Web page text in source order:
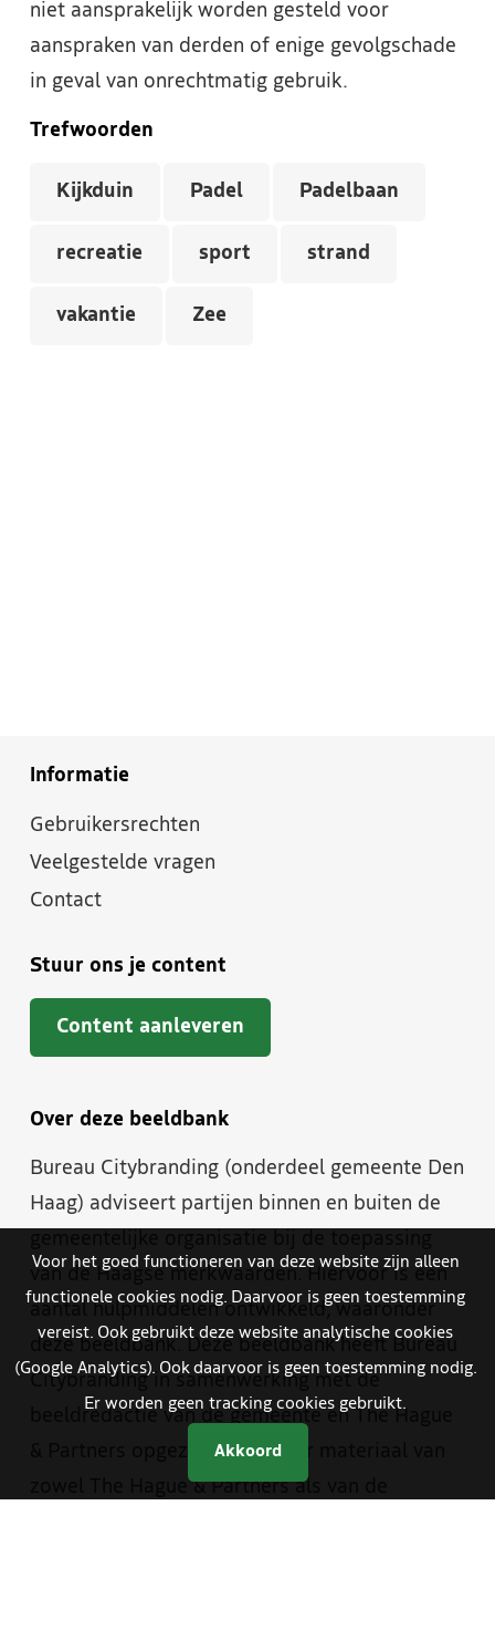
niet aansprakelijk worden gesteld voor
aanspraken van derden of enige gevolgschade
in geval van onrechtmatig gebruik.
Trefwoorden
Kijkduin Padel Padelbaan
recreatie sport strand
vakantie Zee
Informatie
Gebruikersrechten
Veelgestelde vragen
Contact
Stuur ons je content
Content aanleveren
Over deze beeldbank
Bureau Citybranding (onderdeel gemeente Den
Haag) adviseert partijen binnen en buiten de
van de Haagse merkwaarden. Hiervoor is een
aantal hulpmiddelen ontwikkeld, waaronder
deze beeldbank. Deze beeldbank heeft Bureau
Citybranding in samenwerking met de
beeldredactie van de gemeente en The Hague
& Partners opgezet. Je vindt er materiaal van
zowel The Hague & Partners als van de
Voor het goed functioneren van deze website zijn alleen
functionele cookies nodig. Daarvoor is geen toestemming
vereist. Ook gebruikt deze website analytische cookies
(Google Analytics). Ook daarvoor is geen toestemming nodig.
Er worden geen tracking cookies gebruikt.
Akkoord